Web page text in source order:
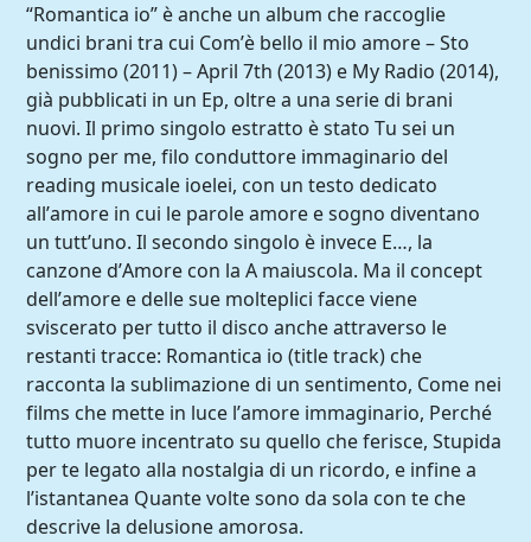
“Romantica io” è anche un album che raccoglie
undici brani tra cui Com’è bello il mio amore – Sto
benissimo (2011) – April 7th (2013) e My Radio (2014),
già pubblicati in un Ep, oltre a una serie di brani
nuovi. Il primo singolo estratto è stato Tu sei un
sogno per me, filo conduttore immaginario del
reading musicale ioelei, con un testo dedicato
all’amore in cui le parole amore e sogno diventano
un tutt’uno. Il secondo singolo è invece E…, la
canzone d’Amore con la A maiuscola. Ma il concept
dell’amore e delle sue molteplici facce viene
sviscerato per tutto il disco anche attraverso le
restanti tracce: Romantica io (title track) che
racconta la sublimazione di un sentimento, Come nei
films che mette in luce l’amore immaginario, Perché
tutto muore incentrato su quello che ferisce, Stupida
per te legato alla nostalgia di un ricordo, e infine a
l’istantanea Quante volte sono da sola con te che
descrive la delusione amorosa.